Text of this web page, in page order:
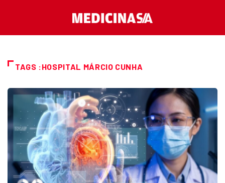
TAGS :HOSPITAL MÁRCIO CUNHA